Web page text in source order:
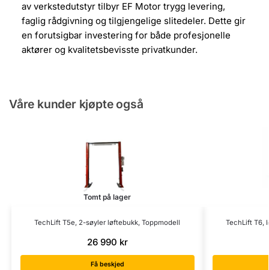
av verkstedutstyr tilbyr EF Motor trygg levering,
faglig rådgivning og tilgjengelige slitedeler. Dette gir
en forutsigbar investering for både profesjonelle
aktører og kvalitetsbevisste privatkunder.
Våre kunder kjøpte også
Tomt på lager
TechLift T5e, 2-søyler løftebukk, Toppmodell
26 990 kr
Få beskjed
TechLift T6,